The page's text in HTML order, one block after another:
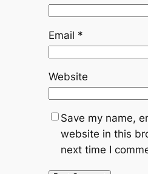
Email *
Website
Save my name,
website in this
next time I